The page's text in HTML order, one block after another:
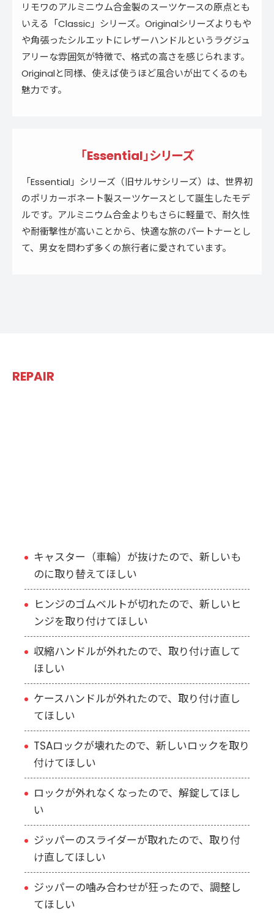
リモワのアルミニウム合金製のスーツケースの原点とも
いえる「Classic」シリーズ。Originalシリーズよりもや
や角張ったシルエットにレザーハンドルというラグジュ
アリーな雰囲気が特徴で、格式の高さを感じられます。
Originalと同様、使えば使うほど風合いが出てくるのも
魅力です。
「Essential」シリーズ
「Essential」シリーズ（旧サルサシリーズ）は、世界初
のポリカーボネート製スーツケースとして誕生したモデ
ルです。アルミニウム合金よりもさらに軽量で、耐久性
や耐衝撃性が高いことから、快適な旅のパートナーとし
て、男女を問わず多くの旅行者に愛されています。
REPAIR
キャスター（車輪）が抜けたので、新しいも
のに取り替えてほしい
ヒンジのゴムベルトが切れたので、新しいヒ
ンジを取り付けてほしい
収縮ハンドルが外れたので、取り付け直して
ほしい
ケースハンドルが外れたので、取り付け直し
てほしい
TSAロックが壊れたので、新しいロックを取り
付けてほしい
ロックが外れなくなったので、解錠してほし
い
ジッパーのスライダーが取れたので、取り付
け直してほしい
ジッパーの噛み合わせが狂ったので、調整し
てほしい